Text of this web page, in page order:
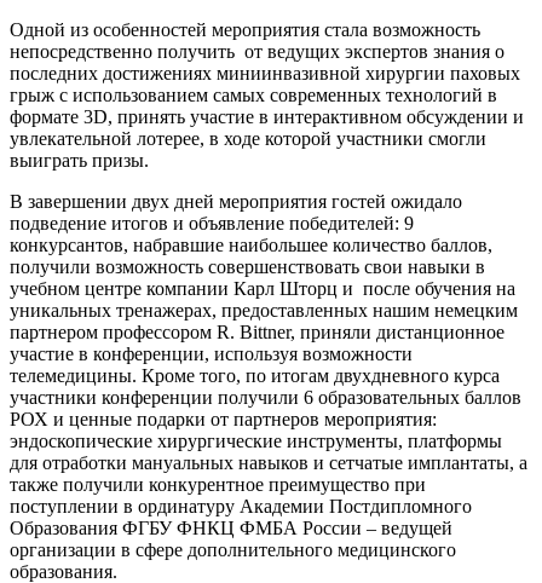
Одной из особенностей мероприятия стала возможность
непосредственно получить от ведущих экспертов знания о
последних достижениях миниинвазивной хирургии паховых
грыж с использованием самых современных технологий в
формате 3D, принять участие в интерактивном обсуждении и
увлекательной лотерее, в ходе которой участники смогли
выиграть призы.
В завершении двух дней мероприятия гостей ожидало
подведение итогов и объявление победителей: 9
конкурсантов, набравшие наибольшее количество баллов,
получили возможность совершенствовать свои навыки в
учебном центре компании Карл Шторц и после обучения на
уникальных тренажерах, предоставленных нашим немецким
партнером профессором R. Bittner, приняли дистанционное
участие в конференции, используя возможности
телемедицины. Кроме того, по итогам двухдневного курса
участники конференции получили 6 образовательных баллов
РОХ и ценные подарки от партнеров мероприятия:
эндоскопические хирургические инструменты, платформы
для отработки мануальных навыков и сетчатые имплантаты, а
также получили конкурентное преимущество при
поступлении в ординатуру Академии Постдипломного
Образования ФГБУ ФНКЦ ФМБА России – ведущей
организации в сфере дополнительного медицинского
образования.